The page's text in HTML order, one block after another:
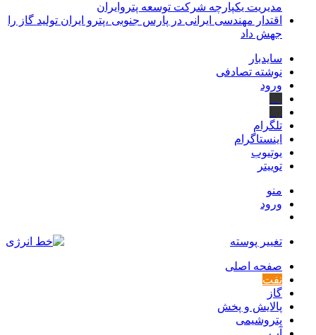
مدیریت یکپارچه شرکت توسعه پتروایران
اقتدار مهندسی ایرانی در پارس جنوبی ،پترو ایران تولید گاز را
جهش داد
سایدبار
نوشته تصادفی
ورود
تلگرام
اینستاگرام
یوتیوب
توییتر
منو
ورود
تغییر پوسته
صفحه اصلی
نفت
گاز
پالایش و پخش
پتروشیمی